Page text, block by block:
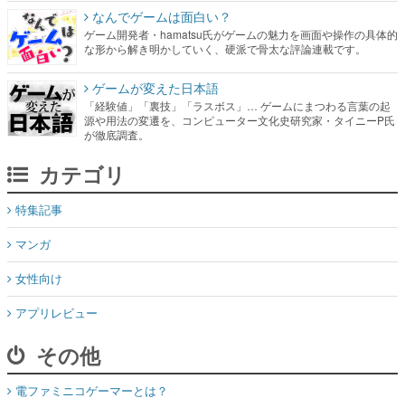
なんでゲームは面白い？
ゲーム開発者・hamatsu氏がゲームの魅力を画面や操作の具体的
な形から解き明かしていく、硬派で骨太な評論連載です。
ゲームが変えた日本語
「経験値」「裏技」「ラスボス」… ゲームにまつわる言葉の起
源や用法の変遷を、コンピューター文化史研究家・タイニーP氏
が徹底調査。
カテゴリ
特集記事
マンガ
女性向け
アプリレビュー
その他
電ファミニコゲーマーとは？